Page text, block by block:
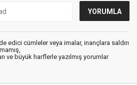
edici cümleler veya imalar, inançlara saldırı
ve büyük harflerle yazılmış yorumlar